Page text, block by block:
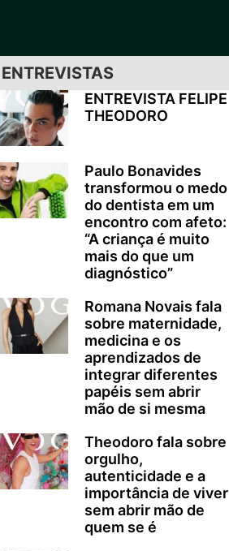
ENTREVISTAS
ENTREVISTA FELIPE
THEODORO
Paulo Bonavides
transformou o medo
do dentista em um
encontro com afeto:
“A criança é muito
mais do que um
diagnóstico”
Romana Novais fala
sobre maternidade,
medicina e os
aprendizados de
integrar diferentes
papéis sem abrir
mão de si mesma
Theodoro fala sobre
orgulho,
autenticidade e a
importância de viver
sem abrir mão de
quem se é